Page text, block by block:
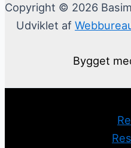
Copyright © 2026
Udviklet af
Bygget